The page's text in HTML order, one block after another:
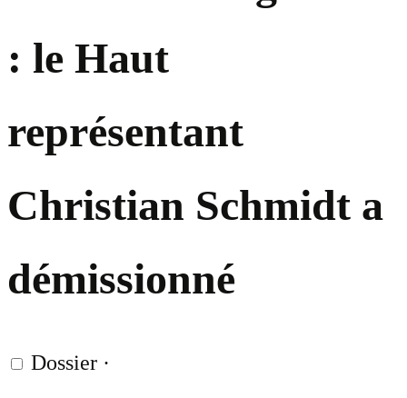
: le Haut
représentant
Christian Schmidt a
démissionné
Dossier ·